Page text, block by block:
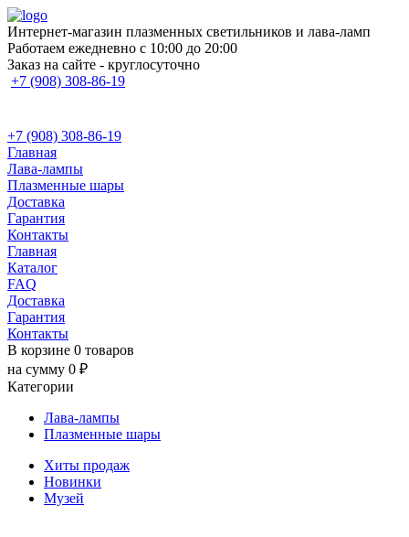
Интернет-магазин плазменных светильников и лава-ламп
Работаем ежедневно с 10:00 до 20:00
Заказ на сайте - круглосуточно
+7 (908) 308-86-19
+7 (908) 308-86-19
Главная
Лава-лампы
Плазменные шары
Доставка
Гарантия
Контакты
Главная
Каталог
FAQ
Доставка
Гарантия
Контакты
В корзине 0 товаров
на сумму 0 ₽
Категории
Лава-лампы
Плазменные шары
Хиты продаж
Новинки
Музей